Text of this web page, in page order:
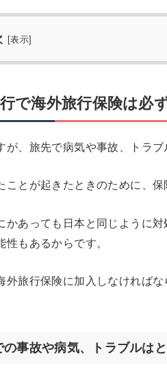
[表示
で海外旅行保険は必
が、旅先で病気や事故、トラブ
ことが起きたときのために、
かあっても日本と同じように
もあるからです。
外旅行保険に加入しなければ
事故や病気、トラブルは